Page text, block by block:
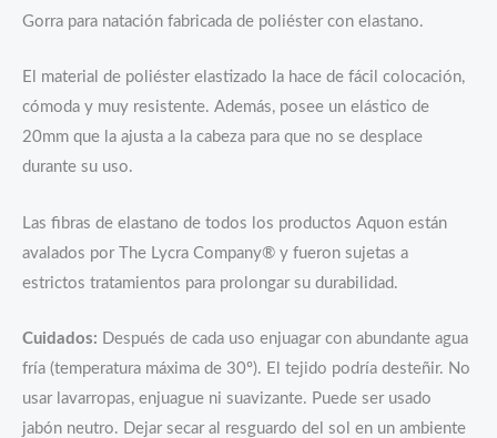
Gorra para natación fabricada de poliéster con elastano.
El material de poliéster elastizado la hace de fácil colocación,
cómoda y muy resistente. Además, posee un elástico de
20mm que la ajusta a la cabeza para que no se desplace
durante su uso.
Las fibras de elastano de todos los productos Aquon están
avalados por The Lycra Company® y fueron sujetas a
estrictos tratamientos para prolongar su durabilidad.
Cuidados: Después de cada uso enjuagar con abundante agua
fría (temperatura máxima de 30º). El tejido podría desteñir. No
usar lavarropas, enjuague ni suavizante. Puede ser usado
jabón neutro. Dejar secar al resguardo del sol en un ambiente